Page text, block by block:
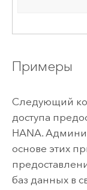
Примеры
Следующий
доступа
HANA.
основе этих
баз данных в